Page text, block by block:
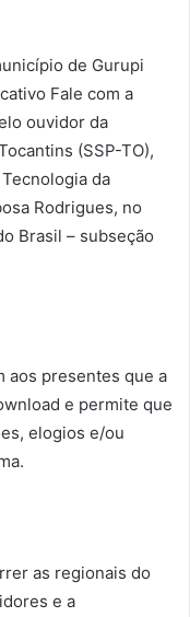
de Gurupi
Fale com a
ouvidor da
(SSP-TO),
da
Rodrigues, no
Brasil – subseção
aos presentes que a
e permite que
elogios e/ou
as regionais do
e a